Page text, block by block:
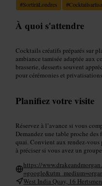
#SortiràLondres #
À quoi s'attendre
Cocktails créatifs préparés sur
ambiance tamisée adaptée aux
brasserie, desserts souvent
pour cérémonies et
Planifiez votre visite
Réservez à l’avance si vous
Demandez une table proche
quai. Convient aux
à préciser si vous avez un
https://
West India Quay, 16